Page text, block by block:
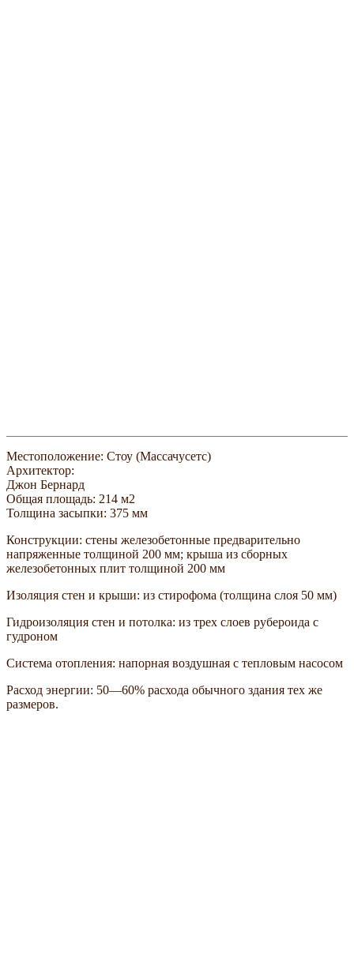
Местоположение: Стоу (Массачусетс)
Архитектор:
Джон Бернард
Общая площадь: 214 м2
Толщина засыпки: 375 мм
Конструкции: стены железобетонные предварительно
напряженные толщиной 200 мм; крыша из сборных
железобетонных плит толщиной 200 мм
Изоляция стен и крыши: из стирофома (толщина слоя 50 мм)
Гидроизоляция стен и потолка: из трех слоев рубероида с
гудроном
Система отопления: напорная воздушная с тепловым насосом
Расход энергии: 50—60% расхода обычного здания тех же
размеров.